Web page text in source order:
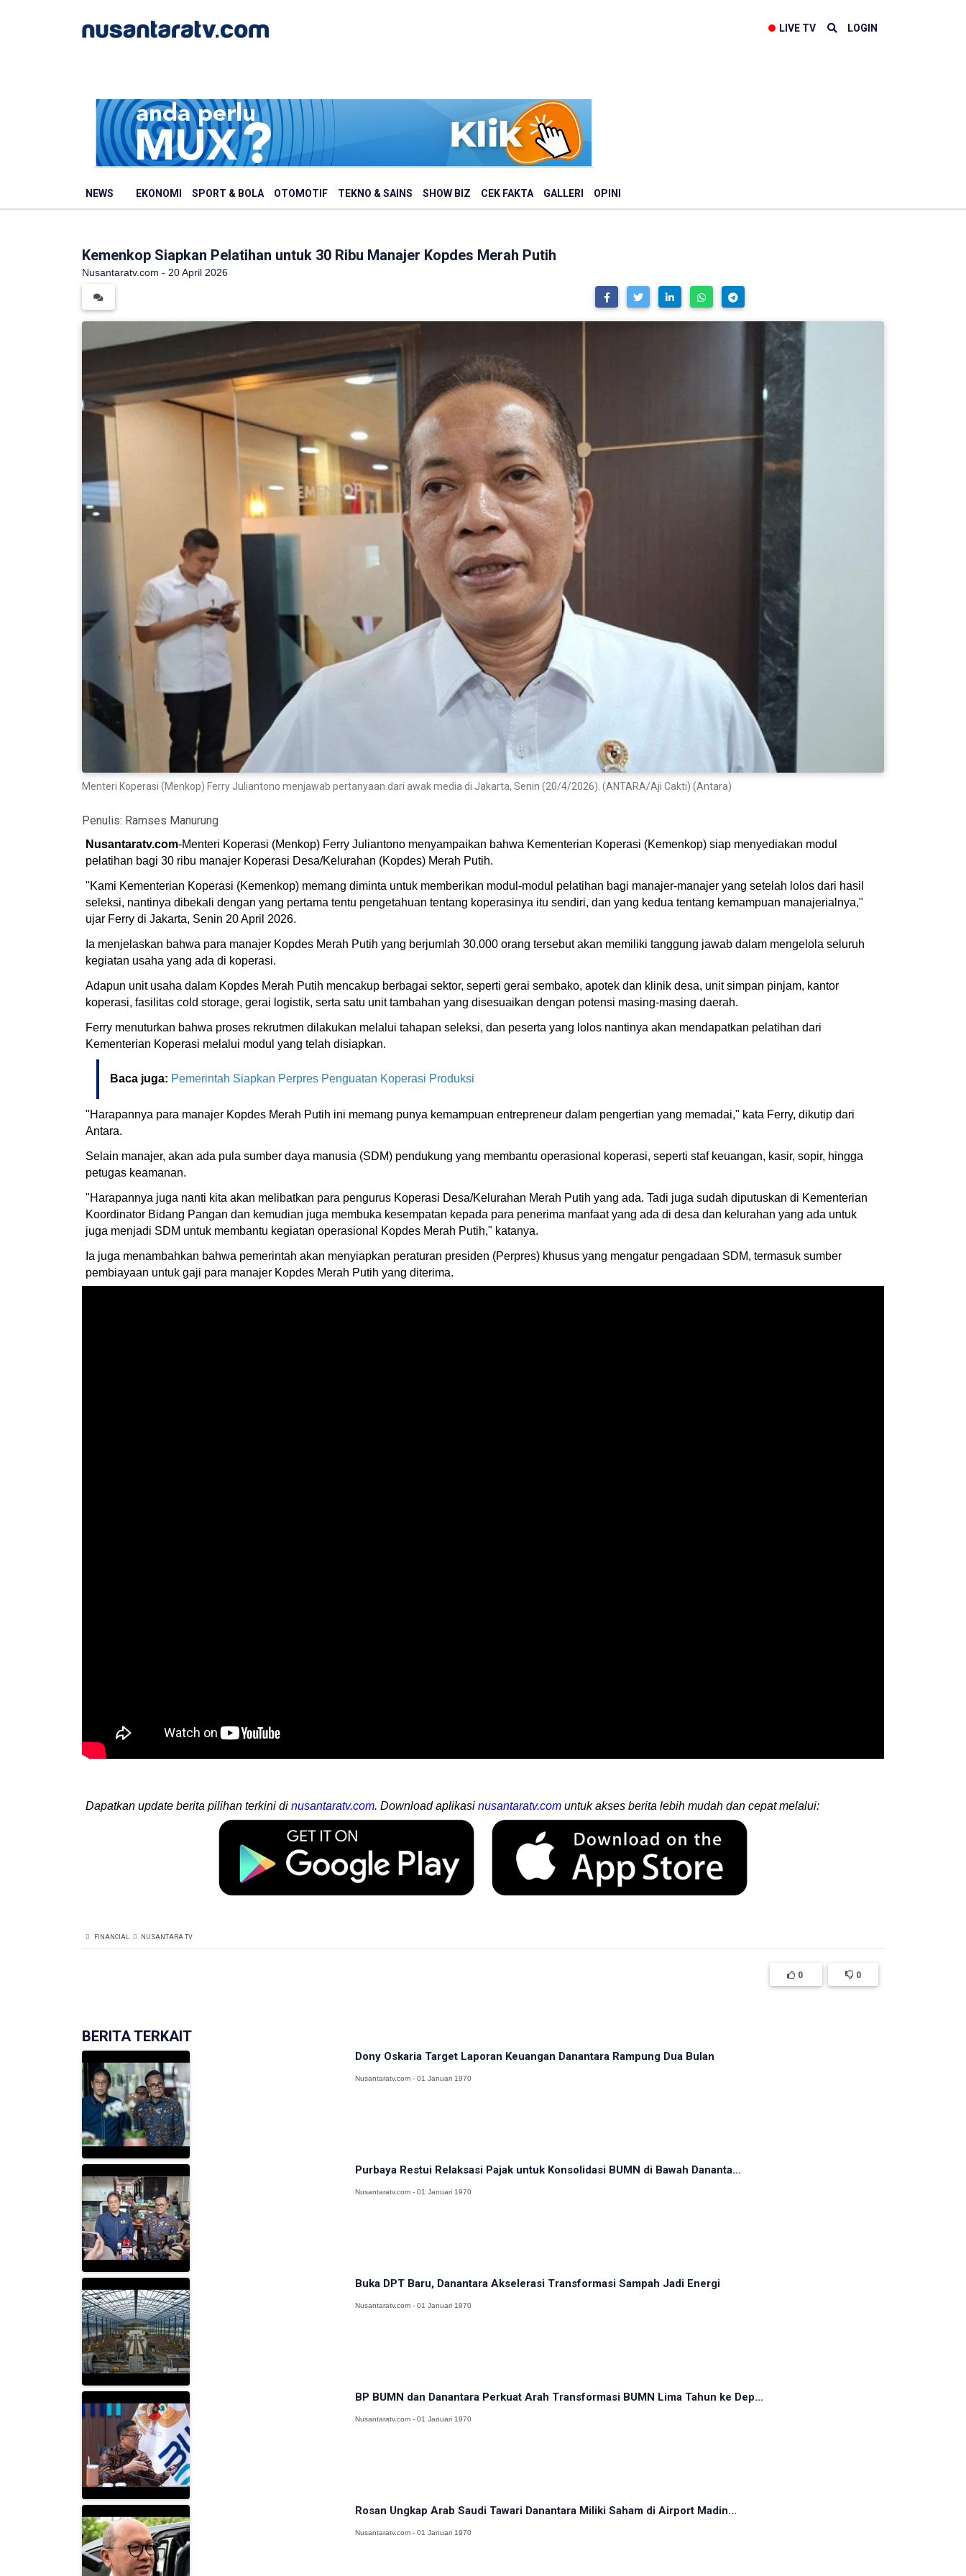
LIVE TV LOGIN
NEWS EKONOMI SPORT & BOLA OTOMOTIF TEKNO & SAINS SHOW BIZ CEK FAKTA GALLERI OPINI
Kemenkop Siapkan Pelatihan untuk 30 Ribu Manajer Kopdes Merah Putih
Nusantaratv.com - 20 April 2026
Menteri Koperasi (Menkop) Ferry Juliantono menjawab pertanyaan dari awak media di Jakarta, Senin (20/4/2026). (ANTARA/Aji Cakti) (Antara)
Penulis: Ramses Manurung
Nusantaratv.com-Menteri Koperasi (Menkop) Ferry Juliantono menyampaikan bahwa Kementerian Koperasi (Kemenkop) siap menyediakan modul
pelatihan bagi 30 ribu manajer Koperasi Desa/Kelurahan (Kopdes) Merah Putih.
"Kami Kementerian Koperasi (Kemenkop) memang diminta untuk memberikan modul-modul pelatihan bagi manajer-manajer yang setelah lolos dari hasil
seleksi, nantinya dibekali dengan yang pertama tentu pengetahuan tentang koperasinya itu sendiri, dan yang kedua tentang kemampuan manajerialnya,"
ujar Ferry di Jakarta, Senin 20 April 2026.
Ia menjelaskan bahwa para manajer Kopdes Merah Putih yang berjumlah 30.000 orang tersebut akan memiliki tanggung jawab dalam mengelola seluruh
kegiatan usaha yang ada di koperasi.
Adapun unit usaha dalam Kopdes Merah Putih mencakup berbagai sektor, seperti gerai sembako, apotek dan klinik desa, unit simpan pinjam, kantor
koperasi, fasilitas cold storage, gerai logistik, serta satu unit tambahan yang disesuaikan dengan potensi masing-masing daerah.
Ferry menuturkan bahwa proses rekrutmen dilakukan melalui tahapan seleksi, dan peserta yang lolos nantinya akan mendapatkan pelatihan dari
Kementerian Koperasi melalui modul yang telah disiapkan.
Baca juga: Pemerintah Siapkan Perpres Penguatan Koperasi Produksi
"Harapannya para manajer Kopdes Merah Putih ini memang punya kemampuan entrepreneur dalam pengertian yang memadai," kata Ferry, dikutip dari
Antara.
Selain manajer, akan ada pula sumber daya manusia (SDM) pendukung yang membantu operasional koperasi, seperti staf keuangan, kasir, sopir, hingga
petugas keamanan.
"Harapannya juga nanti kita akan melibatkan para pengurus Koperasi Desa/Kelurahan Merah Putih yang ada. Tadi juga sudah diputuskan di Kementerian
Koordinator Bidang Pangan dan kemudian juga membuka kesempatan kepada para penerima manfaat yang ada di desa dan kelurahan yang ada untuk
juga menjadi SDM untuk membantu kegiatan operasional Kopdes Merah Putih," katanya.
Ia juga menambahkan bahwa pemerintah akan menyiapkan peraturan presiden (Perpres) khusus yang mengatur pengadaan SDM, termasuk sumber
pembiayaan untuk gaji para manajer Kopdes Merah Putih yang diterima.
Dapatkan update berita pilihan terkini di nusantaratv.com. Download aplikasi nusantaratv.com untuk akses berita lebih mudah dan cepat melalui:
FINANCIAL NUSANTARA TV
0 0
BERITA TERKAIT
Dony Oskaria Target Laporan Keuangan Danantara Rampung Dua Bulan
Nusantaratv.com - 01 Januari 1970
Purbaya Restui Relaksasi Pajak untuk Konsolidasi BUMN di Bawah Dananta...
Nusantaratv.com - 01 Januari 1970
Buka DPT Baru, Danantara Akselerasi Transformasi Sampah Jadi Energi
Nusantaratv.com - 01 Januari 1970
BP BUMN dan Danantara Perkuat Arah Transformasi BUMN Lima Tahun ke Dep...
Nusantaratv.com - 01 Januari 1970
Rosan Ungkap Arab Saudi Tawari Danantara Miliki Saham di Airport Madin...
Nusantaratv.com - 01 Januari 1970